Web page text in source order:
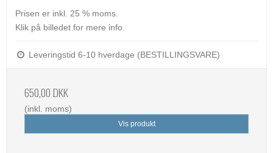
Prisen er inkl. 25 % moms.
Klik på billedet for mere info.
Leveringstid 6-10 hverdage (BESTILLINGSVARE)
650,00 DKK
(inkl. moms)
Vis produkt